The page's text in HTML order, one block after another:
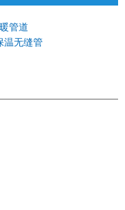
管道
温无缝管